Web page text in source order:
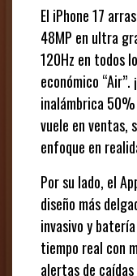
El iPhone 17
48MP en ultra
120Hz en todos
económico
inalámbrica 50%
vuele en ventas,
enfoque en
Por su lado, el
diseño más
invasivo y
tiempo real con
alertas de